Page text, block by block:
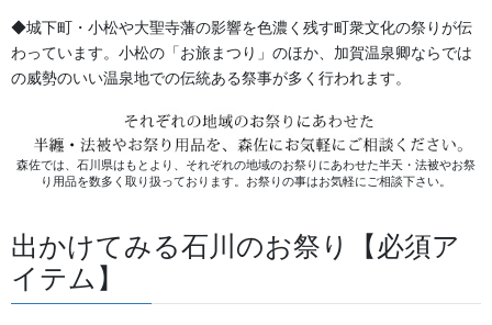
ス、加賀獅子舞の蚊帳の特徴
2025/07/18
祭り前掛け・けんたい・胸当て
次の記事
祭り胸当 別珍の生地使用 各
地域により正面の文字・紋など
◆城下町・小松や大聖寺藩の影響を色濃く残す町衆文化の祭りが伝
わっています。小松の「お旅まつり」のほか、加賀温泉卿ならでは
の威勢のいい温泉地での伝統ある祭事が多く行われます。
森佐では、石川県はもとより、それぞれの地域のお祭りにあわせた半天・法被やお祭
り用品を数多く取り扱っております。お祭りの事はお気軽にご相談下さい。
出かけてみる石川のお祭り【必須ア
イテム】